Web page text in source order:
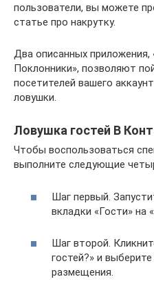
пользователи, вы можете
статье про накрутку.
Два описанных
Поклонники», позволяют
посетителей вашего
ловушки.
Ловушка гостей В
Чтобы воспользоваться
выполните следующие
Шаг первый.
вкладки «Гости» на
Шаг второй.
гостей?» и
размещения.